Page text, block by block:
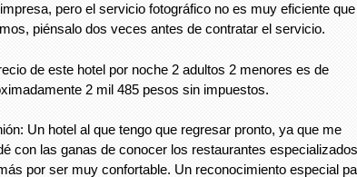
pero el servicio fotográfico no es muy eficiente que
piénsalo dos veces antes de contratar el servicio.
de este hotel por noche 2 adultos 2 menores es de
2 mil 485 pesos sin impuestos.
Un hotel al que tengo que regresar pronto, ya que me
con las ganas de conocer los restaurantes
por ser muy confortable. Un reconocimiento especial